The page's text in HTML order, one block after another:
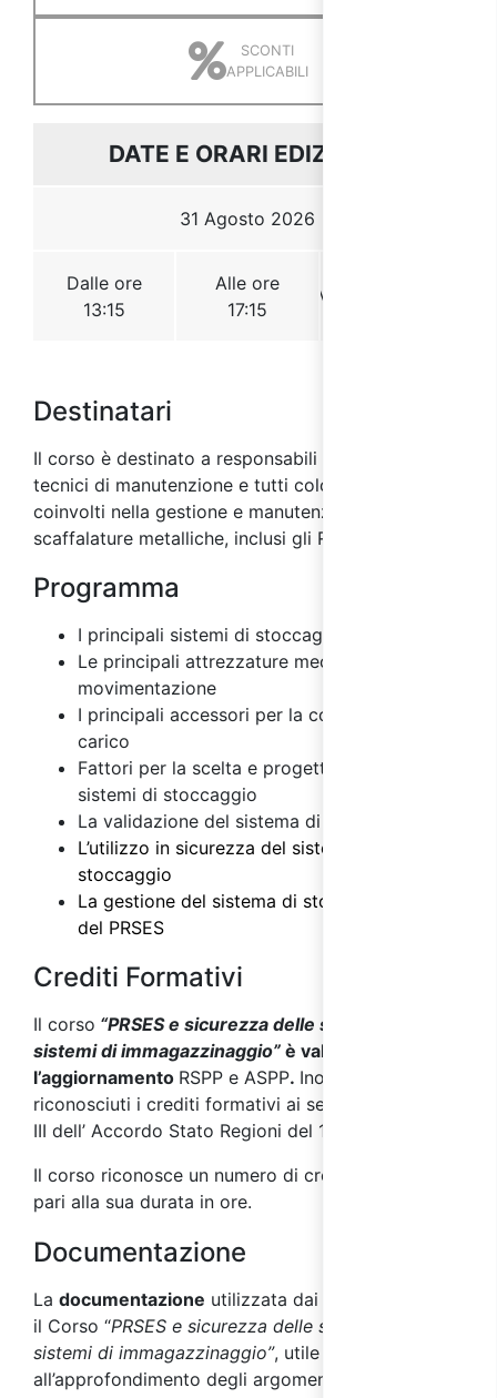
Destinatari
Il corso è destinato a responsabili della sicurezza,
tecnici di manutenzione e tutti coloro che sono
coinvolti nella gestione e manutenzione delle
scaffalature metalliche, inclusi gli RSPP e ASPP.
Programma
I principali sistemi di stoccaggio
Le principali attrezzature meccaniche di
movimentazione
I principali accessori per la composizione del
carico
Fattori per la scelta e progettazione dei
sistemi di stoccaggio
La validazione del sistema di stoccaggio
L’utilizzo in sicurezza del sistema di
stoccaggio
La gestione del sistema di stoccaggio e ruolo
del PRSES
Crediti Formativi
Il corso “PRSES e sicurezza delle scaffalature e
sistemi di immagazzinaggio” è valido per
l’aggiornamento RSPP e ASPP. Inoltre sono
riconosciuti i crediti formativi ai sensi dell’allegato
III dell’ Accordo Stato Regioni del 17/04/2025.
Il corso riconosce un numero di crediti formativi
pari alla sua durata in ore.
Documentazione
La documentazione utilizzata dai docenti durante
il Corso “PRSES e sicurezza delle scaffalature e
sistemi di immagazzinaggio”, utile
all’approfondimento degli argomenti affrontati,